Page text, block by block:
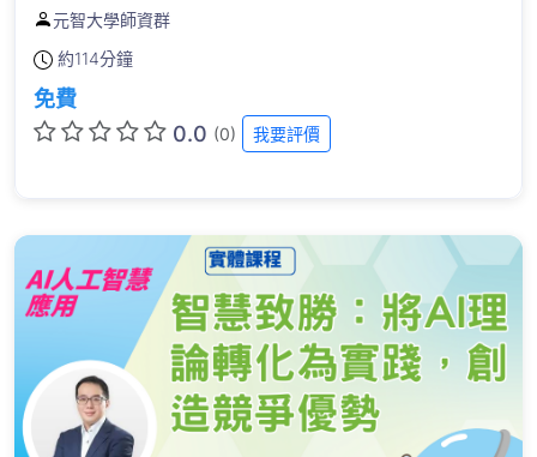
元智大學師資群
約114分鐘
免費
0.0 (0) 我要評價